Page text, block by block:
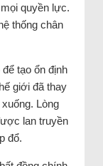
quyền lực.
thống chân
tạo ổn định
giới đã thay
Lòng
lan truyền
đổ.